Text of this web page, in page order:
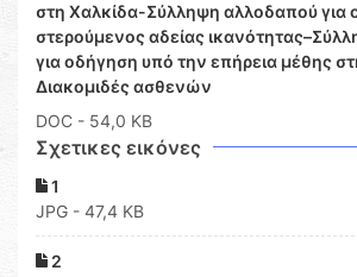
στη Χαλκίδα-Σύλληψη αλλοδαπού για
στερούμενος αδείας
για οδήγηση υπό την επήρεια μέθης
Διακομιδές ασθενών
DOC - 54,0 KB
Σχετικες εικόνες
1
JPG - 47,4 KB
2